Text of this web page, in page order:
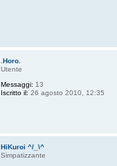
.Horo.
Utente
Messaggi: 13
Iscritto il: 26 agosto 2010, 12:35
HiKuroi ^/_\^
Simpatizzante